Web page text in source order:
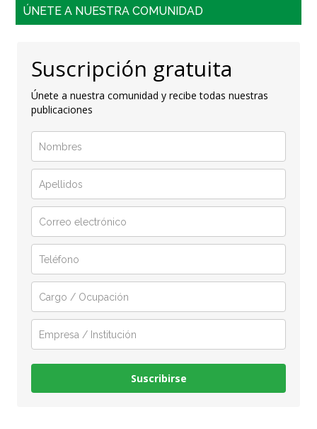
ÚNETE A NUESTRA COMUNIDAD
Suscripción gratuita
Únete a nuestra comunidad y recibe todas nuestras
publicaciones
Suscribirse